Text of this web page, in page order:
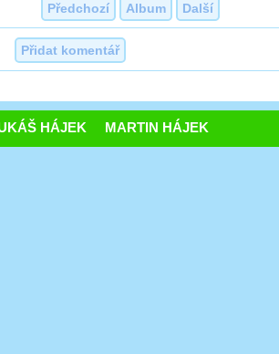
Předchozí Album Další
Přidat komentář
HÁJEK MARTIN HÁJEK